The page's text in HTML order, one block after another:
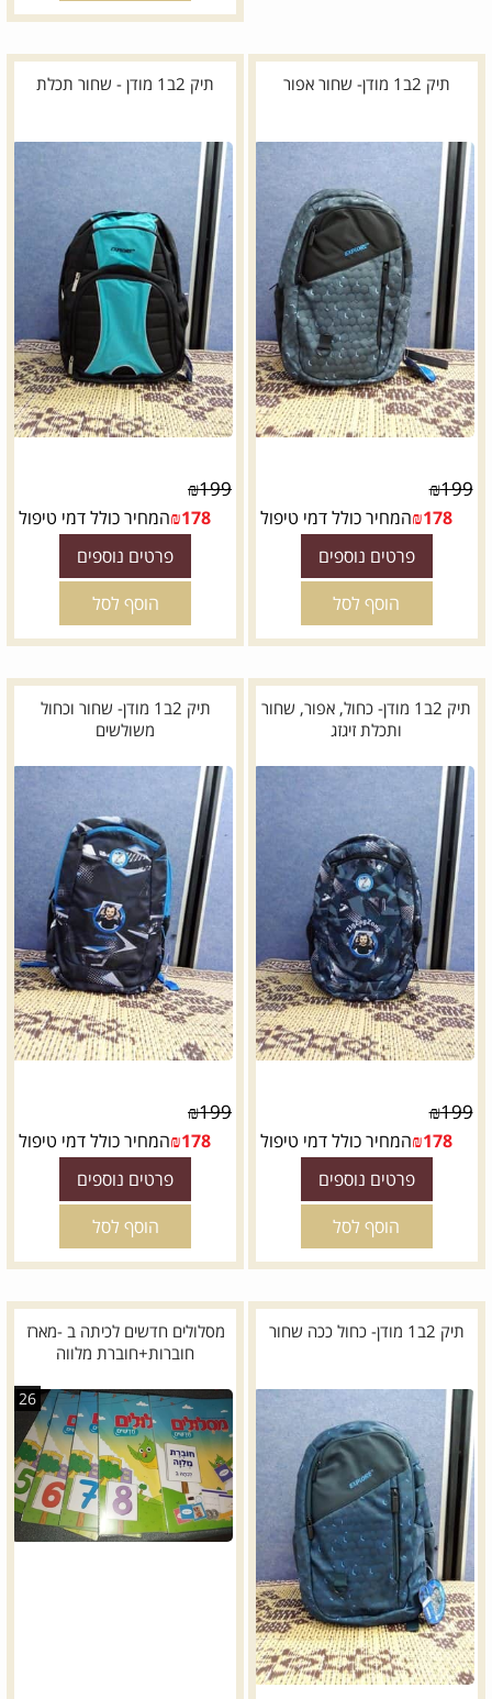
תיק 2ב1 מודן- שחור אפור
₪199
₪178 המחיר כולל דמי טיפול
פרטים נוספים
הוסף לסל
תיק 2ב1 מודן - שחור תכלת
₪199
₪178 המחיר כולל דמי טיפול
פרטים נוספים
הוסף לסל
תיק 2ב1 מודן- כחול, אפור, שחור
ותכלת זיגזג
₪199
₪178 המחיר כולל דמי טיפול
פרטים נוספים
הוסף לסל
תיק 2ב1 מודן- שחור וכחול
משולשים
₪199
₪178 המחיר כולל דמי טיפול
פרטים נוספים
הוסף לסל
תיק 2ב1 מודן- כחול ככה שחור
מסלולים חדשים לכיתה ב -מארז
חוברות+חוברת מלווה
26